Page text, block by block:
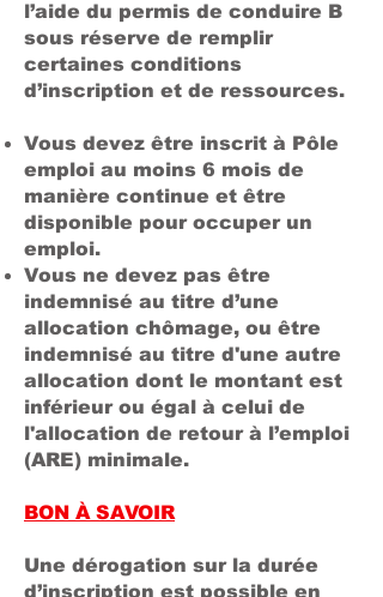
l’aide du permis de conduire B
sous réserve de remplir
certaines conditions
d’inscription et de ressources.
Vous devez être inscrit à Pôle
emploi au moins 6 mois de
manière continue et être
disponible pour occuper un
emploi.
Vous ne devez pas être
indemnisé au titre d’une
allocation chômage, ou être
indemnisé au titre d'une autre
allocation dont le montant est
inférieur ou égal à celui de
l'allocation de retour à l’emploi
(ARE) minimale.
BON À SAVOIR
Une dérogation sur la durée
d’inscription est possible en